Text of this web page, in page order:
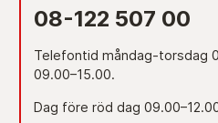
08-122 507 00
Telefontid måndag-torsdag
09.00–15.00.
Dag före röd dag